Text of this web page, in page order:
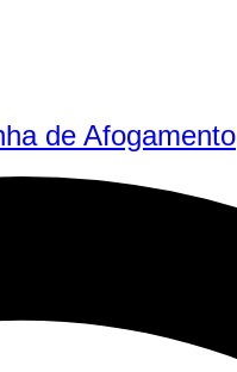
de Afogamento